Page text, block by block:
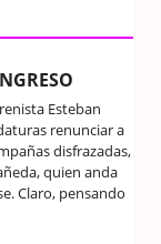
Esteban
renunciar a
disfrazadas,
quien anda
Claro, pensando